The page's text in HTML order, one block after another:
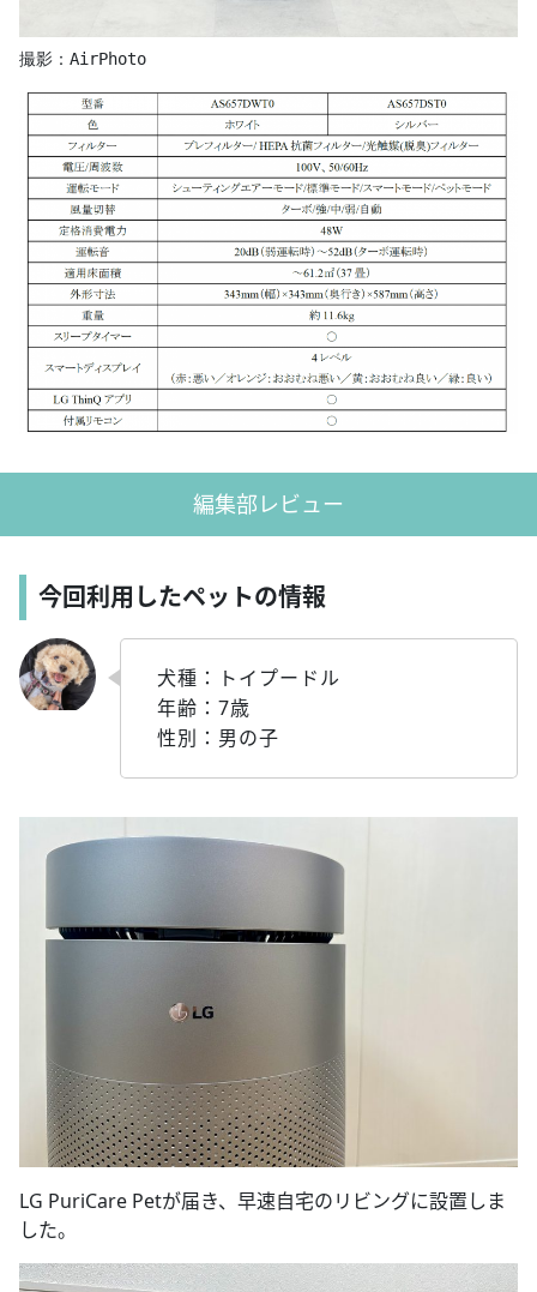
撮影：AirPhoto
編集部レビュー
今回利用したペットの情報
犬種：トイプードル
年齢：7歳
性別：男の子
LG PuriCare Petが届き、早速自宅のリビングに設置しま
した。